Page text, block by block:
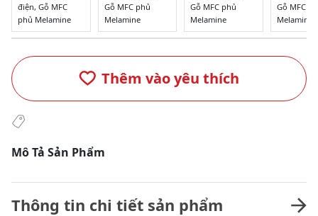
điện, Gỗ MFC
phủ Melamine
Gỗ MFC phủ
Melamine
Gỗ MFC phủ
Melamine
Gỗ MFC
Melamine
Thêm vào yêu thích
Mô Tả Sản Phẩm
Thông tin chi tiết sản phẩm